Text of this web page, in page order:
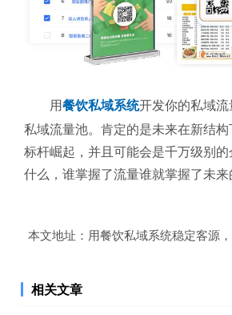
用餐饮私域系统开发你的私域
私域流量池。 肯定的是未来在新结
标杆崛起，并且可能会是千万级别
什么，谁掌握了流量谁就掌握了未来
本文地址： 用餐饮私域系统稳定客源
相关文章